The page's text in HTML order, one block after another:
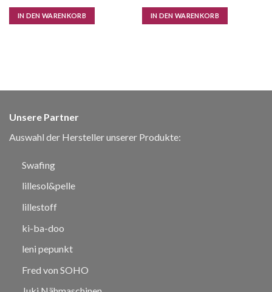
IN DEN WARENKORB IN DEN WARENKORB
Unsere Partner
Auswahl der Hersteller unserer Produkte:
Swafing
lillesol&pelle
lillestoff
ki-ba-doo
leni pepunkt
Fred von SOHO